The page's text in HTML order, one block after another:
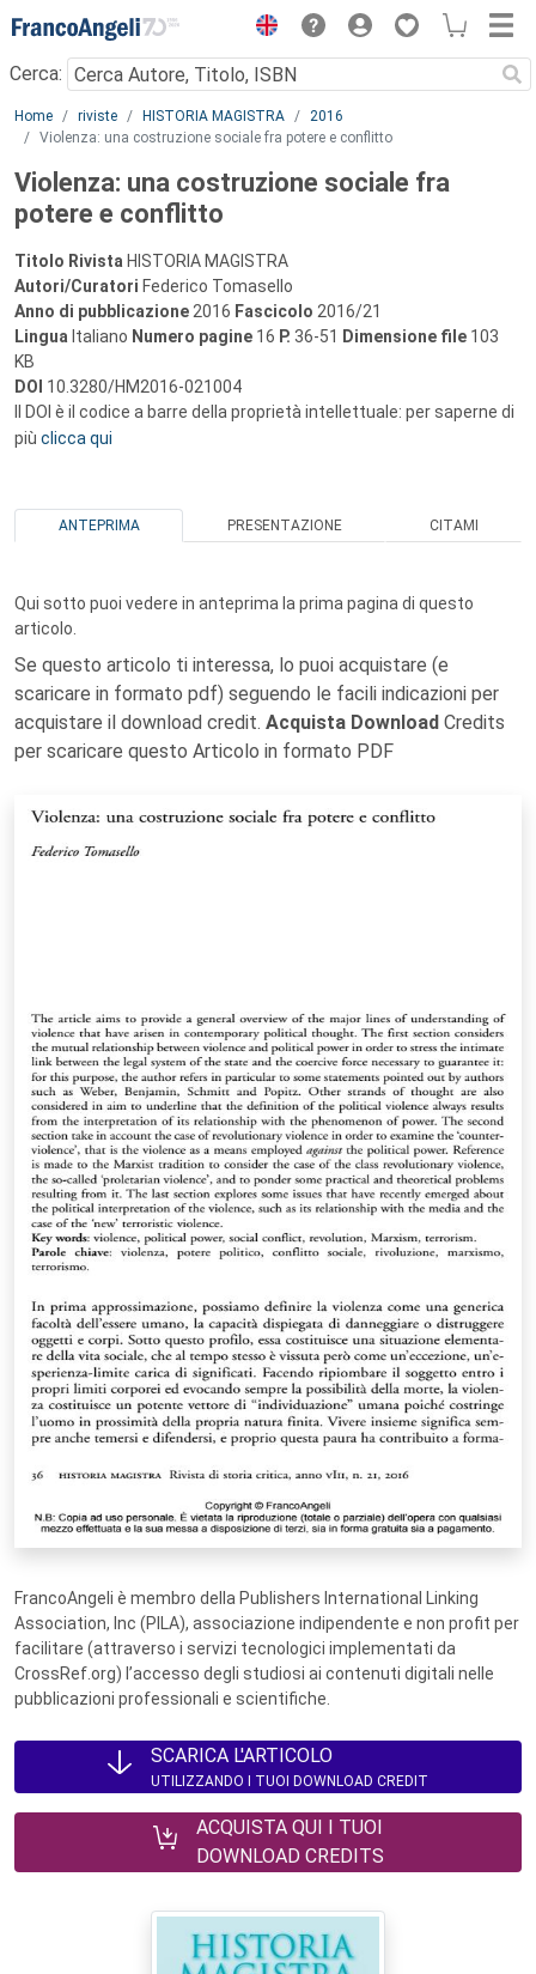
Menu
Cerca:
Main content
Home riviste HISTORIA MAGISTRA
2016
Violenza: una costruzione sociale fra potere e conflitto
Violenza: una costruzione sociale fra
potere e conflitto
Titolo Rivista HISTORIA MAGISTRA
Autori/Curatori Federico Tomasello
Anno di pubblicazione 2016 Fascicolo 2016/21
Lingua Italiano Numero pagine 16 P. 36-51 Dimensione file 103
KB
DOI 10.3280/HM2016-021004
Il DOI è il codice a barre della proprietà intellettuale: per saperne di
più clicca qui
ANTEPRIMA PRESENTAZIONE CITAMI
Qui sotto puoi vedere in anteprima la prima pagina di questo
articolo.
Se questo articolo ti interessa, lo puoi acquistare (e
scaricare in formato pdf) seguendo le facili indicazioni per
acquistare il download credit. Acquista Download Credits
per scaricare questo Articolo in formato PDF
FrancoAngeli è membro della Publishers International Linking
Association, Inc (PILA), associazione indipendente e non profit per
facilitare (attraverso i servizi tecnologici implementati da
CrossRef.org) l’accesso degli studiosi ai contenuti digitali nelle
pubblicazioni professionali e scientifiche.
SCARICA L'ARTICOLO
UTILIZZANDO I TUOI DOWNLOAD CREDIT
ACQUISTA QUI I TUOI
DOWNLOAD CREDITS